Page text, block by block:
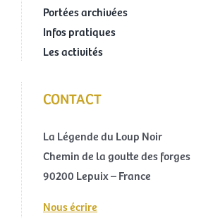
Portées archivées
Infos pratiques
Les activités
CONTACT
La Légende du Loup Noir
Chemin de la goutte des forges
90200 Lepuix – France
Nous écrire